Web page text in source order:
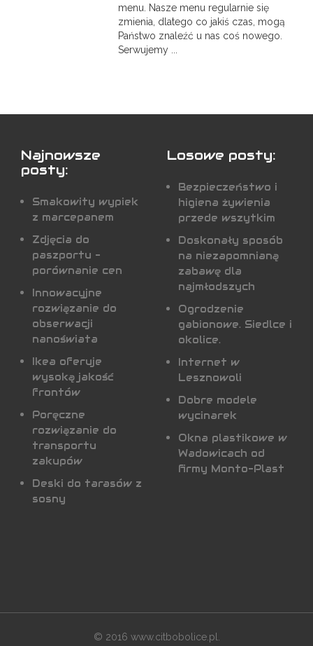
menu. Nasze menu regularnie się
zmienia, dlatego co jakiś czas, mogą
Państwo znaleźć u nas coś nowego.
Serwujemy ...
Najnowsze
posty:
Smakowity wypiek
z marcepanem
Zdjęcia do
paszportu -
porównanie cen
Innowacyjne
rozwiązanie do
obserwacji
nanoświata
Ikea oferuje
wysoką jakość
frontów
Poręczne
rozwiązanie do
transportu
zakupów
Deski do tarasów z
sosny
Losowe posty:
Bezpieczeństwo i
higiena żywienia
przede wszytkim
Doskonały sposób
na niezapomnianą
zabawę dla
najmłodszych
Ogrodzenie
gabionowe. Siedlce i
okolice.
Internet w
Lesznowoli
Dobre modele
wycinarek
Okna plastikowe w
Wadowicach od
firmy Monto-Plast
© 2016 www.citbobolice.pl.